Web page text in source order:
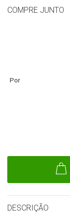
COMPRE JUNTO
DESCRIÇÃO